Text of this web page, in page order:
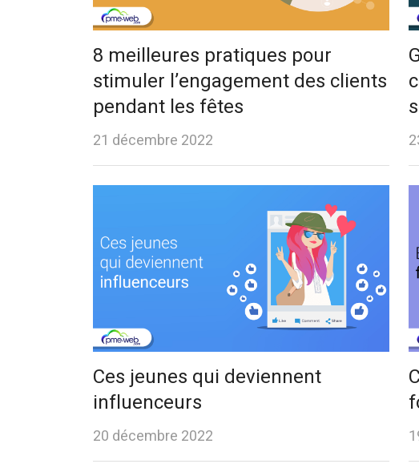
8 meilleures pratiques pour
stimuler l’engagement des clients
pendant les fêtes
21 décembre 2022
Ces jeunes qui deviennent
influenceurs
20 décembre 2022